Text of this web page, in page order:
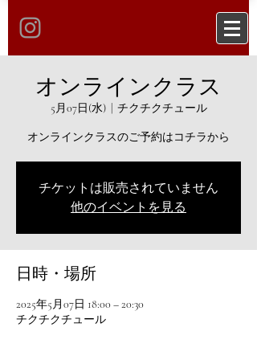
オンラインクラス
5月07日(水)
  |
チクチクチュール
オンラインクラスのご予約はコチラから
チケットは販売されていません
他のイベントを見る
日時・場所
2025年5月07日 18:00 – 20:30
チクチクチュール